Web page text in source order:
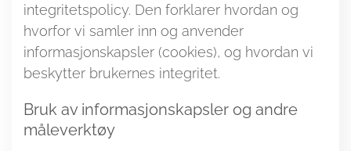
integritetspolicy. Den forklarer hvordan og
hvorfor vi samler inn og anvender
informasjonskapsler (cookies), og hvordan vi
beskytter brukernes integritet.
Bruk av informasjonskapsler og andre
måleverktøy